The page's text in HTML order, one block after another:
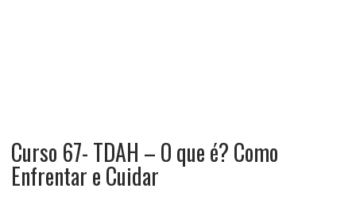
Curso 67- TDAH – O que é? Como
Enfrentar e Cuidar